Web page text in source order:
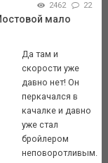
2462 22
мало
Да там и
скорости уже
давно нет! Он
перкачался в
качалке и давно
уже стал
бройлером
неповоротливым.